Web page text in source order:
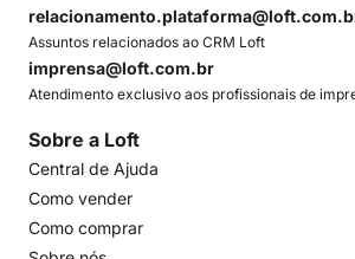
Assuntos relacionados ao CRM Loft
imprensa@loft.com.br
Atendimento exclusivo aos profissionais de
Sobre a Loft
Central de Ajuda
Como vender
Como comprar